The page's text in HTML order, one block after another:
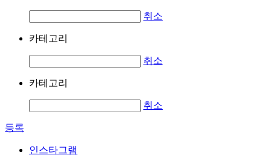
취소
카테고리
취소
카테고리
취소
등록
인스타그램